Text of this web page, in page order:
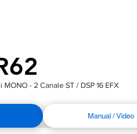
- 2 Canale ST / DSP 16 EFX
Manual / Video